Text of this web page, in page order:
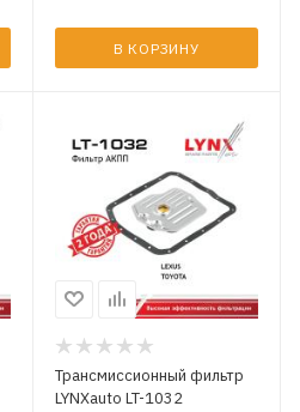
В КОРЗИНУ
Трансмиссионный фильтр
LYNXauto LT-1032